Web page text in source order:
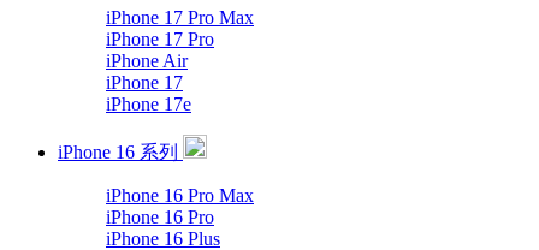
iPhone 17 Pro Max
iPhone 17 Pro
iPhone Air
iPhone 17
iPhone 17e
iPhone 16 系列
iPhone 16 Pro Max
iPhone 16 Pro
iPhone 16 Plus